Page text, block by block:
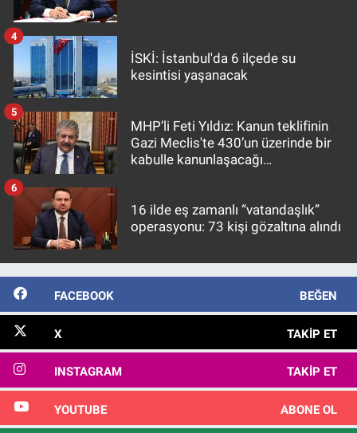
İSKİ: İstanbul'da 6 ilçede su
kesintisi yaşanacak
4
MHP’li Feti Yıldız: Kanun teklifinin
Gazi Meclis'te 430’un üzerinde bir
kabulle kanunlaşacağı
5
16 ilde eş zamanlı “vatandaşlık”
operasyonu: 73 kişi gözaltına alındı
6
FACEBOOK BEĞEN
X TAKIP ET
INSTAGRAM TAKIP ET
YOUTUBE ABONE OL